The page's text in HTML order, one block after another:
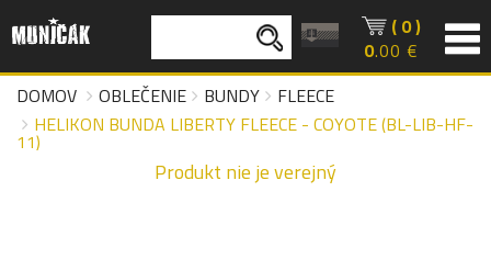
( 0 )
0.00 €
DOMOV
OBLEČENIE BUNDY
FLEECE
HELIKON BUNDA LIBERTY FLEECE - COYOTE (BL-LIB-HF-
11)
Produkt nie je verejný